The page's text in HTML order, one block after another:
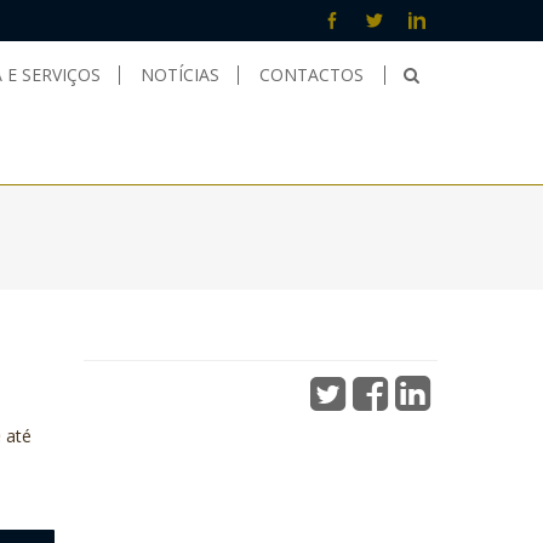
SERVIÇOS NOTÍCIAS CONTACTOS
até